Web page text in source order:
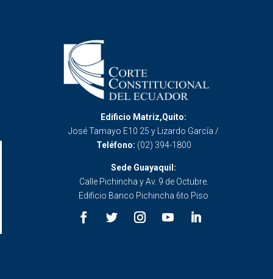
Edificio Matriz,Quito:
José Tamayo E10 25 y Lizardo García /
Teléfono: (02) 394-1800
Sede Guayaquil:
Calle Pichincha y Av. 9 de Octubre.
Edificio Banco Pichincha 6to Piso